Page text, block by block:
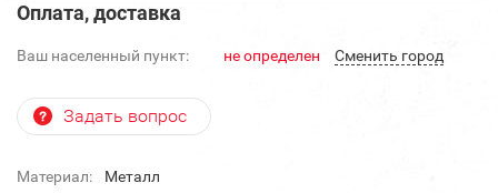
Оплата, доставка
Ваш населенный пункт: не определен Cменить город
Задать вопрос
Материал:
Металл